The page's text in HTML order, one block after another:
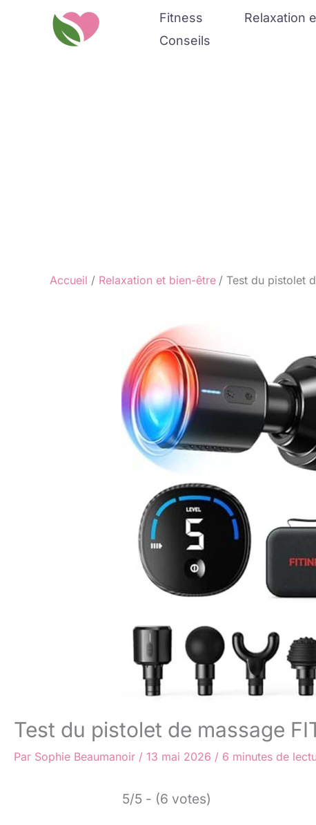
Fitness Relaxation
Conseils
Accueil Relaxation et bien-être Test du pistolet
Test du pistolet de massage
Par Sophie Beaumanoir / 13 mai 2026 / 6 minutes de
5/5 - (6 votes)